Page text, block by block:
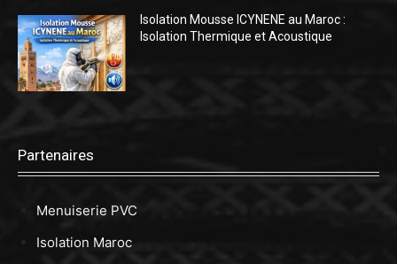
Isolation Mousse ICYNENE au Maroc :
Isolation Thermique et Acoustique
Partenaires
Menuiserie PVC
Isolation Maroc